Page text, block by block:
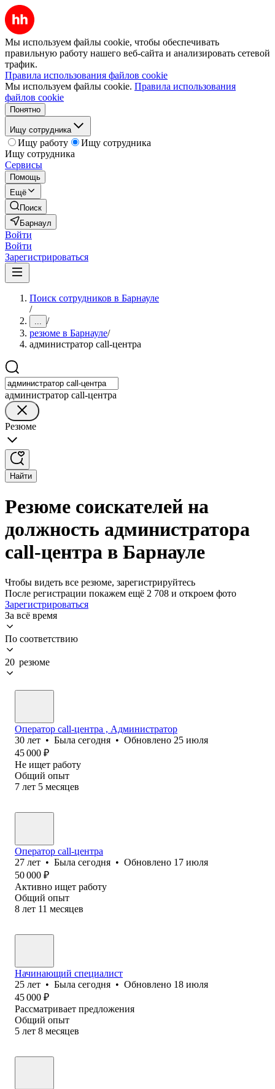
Мы используем файлы cookie, чтобы обеспечивать
правильную работу нашего веб-сайта и анализировать сетевой
трафик.
Правила использования файлов cookie
Мы используем файлы cookie. Правила использования
файлов cookie
Понятно
Ищу сотрудника
Ищу работу
Ищу сотрудника
Ищу сотрудника
Сервисы
Помощь
Ещё
Поиск
Барнаул
Войти
Войти
Зарегистрироваться
Поиск сотрудников в Барнауле
/
... /
резюме в Барнауле/
администратор call-центра
администратор call-центра
Резюме
Найти
Резюме соискателей на
должность администратора
call-центра в Барнауле
Чтобы видеть все резюме, зарегистрируйтесь
После регистрации покажем ещё 2 708 и откроем фото
Зарегистрироваться
За всё время
По соответствию
20 резюме
Оператор call-центра , Администратор
30 лет • Была сегодня • Обновлено 25 июля
45 000 ₽
Не ищет работу
Общий опыт
7 лет 5 месяцев
Оператор call-центра
27 лет • Была сегодня • Обновлено 17 июля
50 000 ₽
Активно ищет работу
Общий опыт
8 лет 11 месяцев
Начинающий специалист
25 лет • Была сегодня • Обновлено 18 июля
45 000 ₽
Рассматривает предложения
Общий опыт
5 лет 8 месяцев